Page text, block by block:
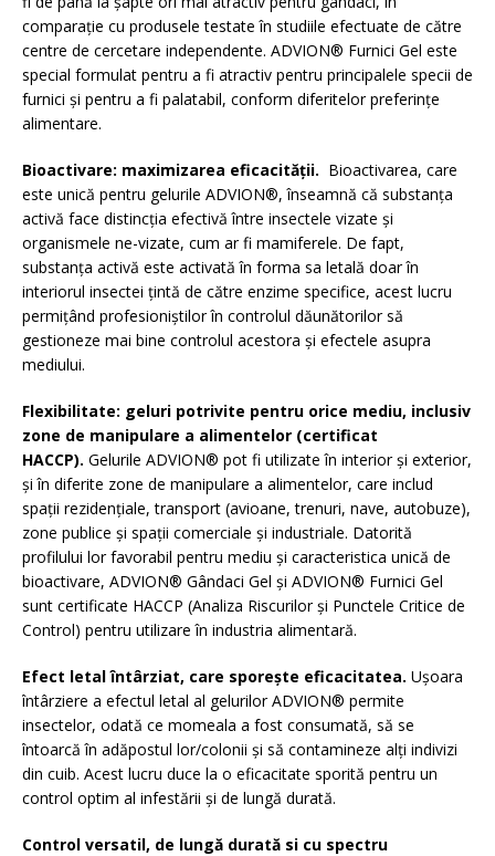
comparație cu produsele testate în studiile efectuate de către
centre de cercetare independente. ADVION® Furnici Gel este
special formulat pentru a fi atractiv pentru principalele specii de
furnici și pentru a fi palatabil, conform diferitelor preferințe
alimentare.
Bioactivare: maximizarea eficacității. Bioactivarea, care
este unică pentru gelurile ADVION®, înseamnă că substanța
activă face distincția efectivă între insectele vizate și
organismele ne-vizate, cum ar fi mamiferele. De fapt,
substanța activă este activată în forma sa letală doar în
interiorul insectei țintă de către enzime specifice, acest lucru
permițând profesioniștilor în controlul dăunătorilor să
gestioneze mai bine controlul acestora și efectele asupra
mediului.
Flexibilitate: geluri potrivite pentru orice mediu, inclusiv
zone de manipulare a alimentelor (certificat
HACCP). Gelurile ADVION® pot fi utilizate în interior și exterior,
și în diferite zone de manipulare a alimentelor, care includ
spații rezidențiale, transport (avioane, trenuri, nave, autobuze),
zone publice și spații comerciale și industriale. Datorită
profilului lor favorabil pentru mediu și caracteristica unică de
bioactivare, ADVION® Gândaci Gel și ADVION® Furnici Gel
sunt certificate HACCP (Analiza Riscurilor și Punctele Critice de
Control) pentru utilizare în industria alimentară.
Efect letal întârziat, care sporește eficacitatea. Ușoara
întârziere a efectul letal al gelurilor ADVION® permite
insectelor, odată ce momeala a fost consumată, să se
întoarcă în adăpostul lor/colonii și să contamineze alți indivizi
din cuib. Acest lucru duce la o eficacitate sporită pentru un
control optim al infestării și de lungă durată.
Control versatil, de lungă durată si cu spectru